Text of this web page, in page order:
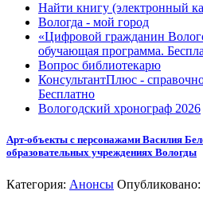
Найти книгу (электронный
Вологда - мой город
«Цифровой гражданин
обучающая программа.
Вопрос библиотекарю
КонсультантПлюс -
Бесплатно
Вологодский хронограф 2026
Арт-объекты с персонажами Василия
образовательных учреждениях Вологды
Категория: Анонсы Опубликовано: